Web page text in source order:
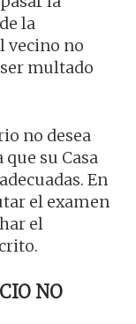
la
vecino no
multado
no desea
su Casa
En
el examen
el
NO